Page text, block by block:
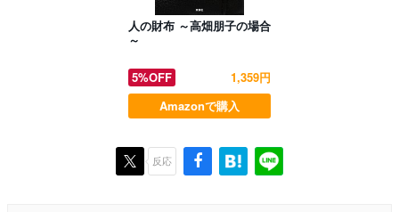
人の財布 ～高畑朋子の場合
～
5%OFF
1,359円
Amazonで購入
反応